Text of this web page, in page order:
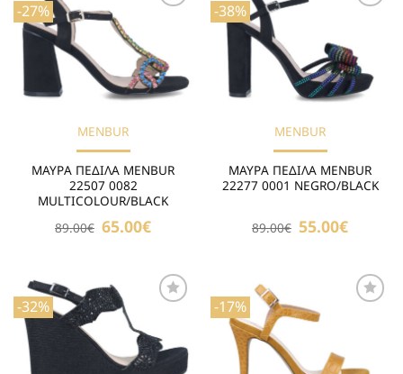
-27%
Επιθυμιών
MENBUR
ΜΑΥΡΑ ΠΕΔΙΛΑ MENBUR
22507 0082
MULTICOLOUR/BLACK
89.00€ Original
price
65.00€Η
τρέχουσα
65.00€.
-38%
Επιθυμιών
MENBUR
ΜΑΥΡΑ ΠΕΔΙΛΑ MENBUR
22277 0001 NEGRO/BLACK
89.00€ Original
price
55.00€Η
τρέχουσα
55.00€.
-32%
στη Λίστα
Επιθυμιών
-17%